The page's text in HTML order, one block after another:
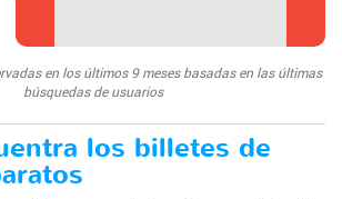
en los últimos 9 meses basadas en las últimas
búsquedas de usuarios
los billetes de